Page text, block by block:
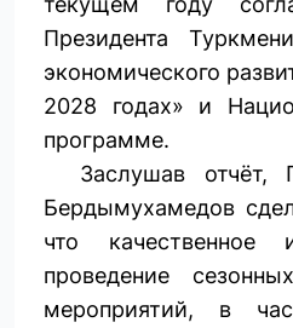
Президента
экономического
2028 годах» и
программе.
Заслушав отчёт,
Бердымухамедов
что качественное
проведение
мероприятий, в